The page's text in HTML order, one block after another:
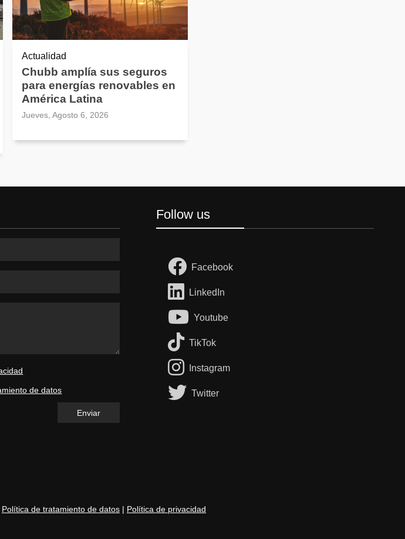
Actualidad
Chubb amplía sus seguros
para energías renovables en
América Latina
Jueves, Agosto 6, 2026
de datos
Follow us
Facebook
LinkedIn
Youtube
TikTok
Instagram
Twitter
Política de tratamiento de datos | Política de privacidad